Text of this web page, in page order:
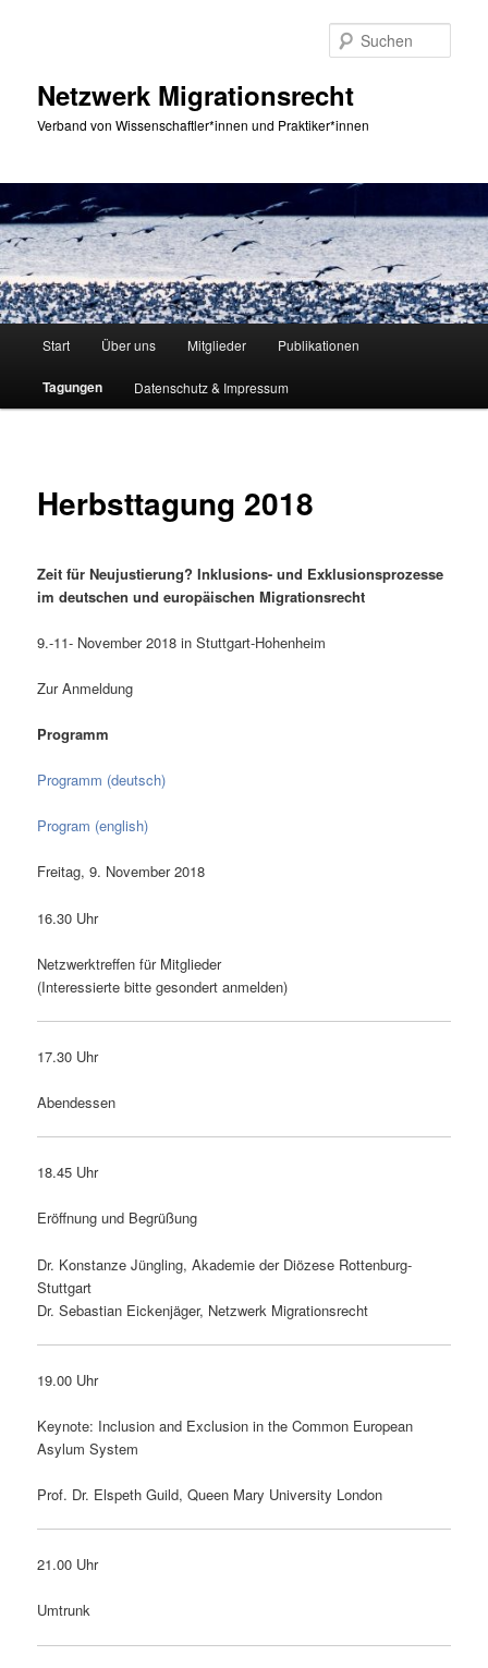
Netzwerk Migrationsrecht
Verband von Wissenschaftler*innen und Praktiker*innen
Start Über uns Mitglieder Publikationen
Tagungen Datenschutz & Impressum
Herbsttagung 2018
Zeit für Neujustierung? Inklusions- und Exklusionsprozesse
im deutschen und europäischen Migrationsrecht
9.-11- November 2018 in Stuttgart-Hohenheim
Zur Anmeldung
Programm
Programm (deutsch)
Program (english)
Freitag, 9. November 2018
16.30 Uhr
Netzwerktreffen für Mitglieder
(Interessierte bitte gesondert anmelden)
17.30 Uhr
Abendessen
18.45 Uhr
Eröffnung und Begrüßung
Dr. Konstanze Jüngling, Akademie der Diözese Rottenburg-
Stuttgart
Dr. Sebastian Eickenjäger, Netzwerk Migrationsrecht
19.00 Uhr
Keynote: Inclusion and Exclusion in the Common European
Asylum System
Prof. Dr. Elspeth Guild, Queen Mary University London
21.00 Uhr
Umtrunk